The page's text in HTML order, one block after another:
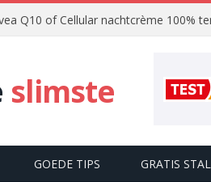
Q10 of Cellular nachtcrème 100%
slimste
GOEDE TIPS GRATIS